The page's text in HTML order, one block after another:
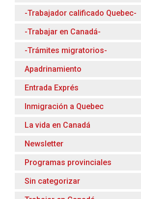
-Trabajador calificado Quebec-
-Trabajar en Canadá-
-Trámites migratorios-
Apadrinamiento
Entrada Exprés
Inmigración a Quebec
La vida en Canadá
Newsletter
Programas provinciales
Sin categorizar